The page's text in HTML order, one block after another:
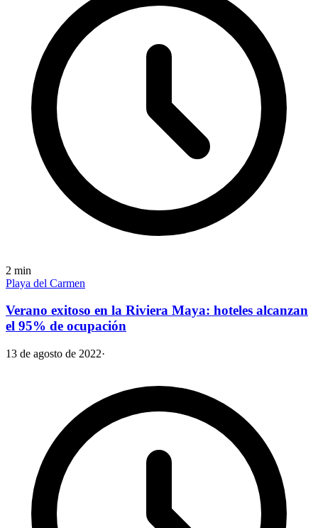
2 min
Playa del Carmen
Verano exitoso en la Riviera Maya: hoteles alcanzan
el 95% de ocupación
13 de agosto de 2022·